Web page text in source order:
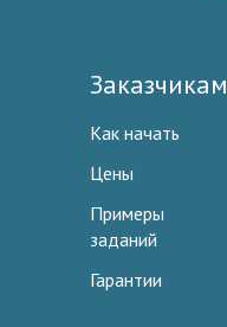
Заказчикам
Как начать
Цены
Примеры
заданий
Гарантии